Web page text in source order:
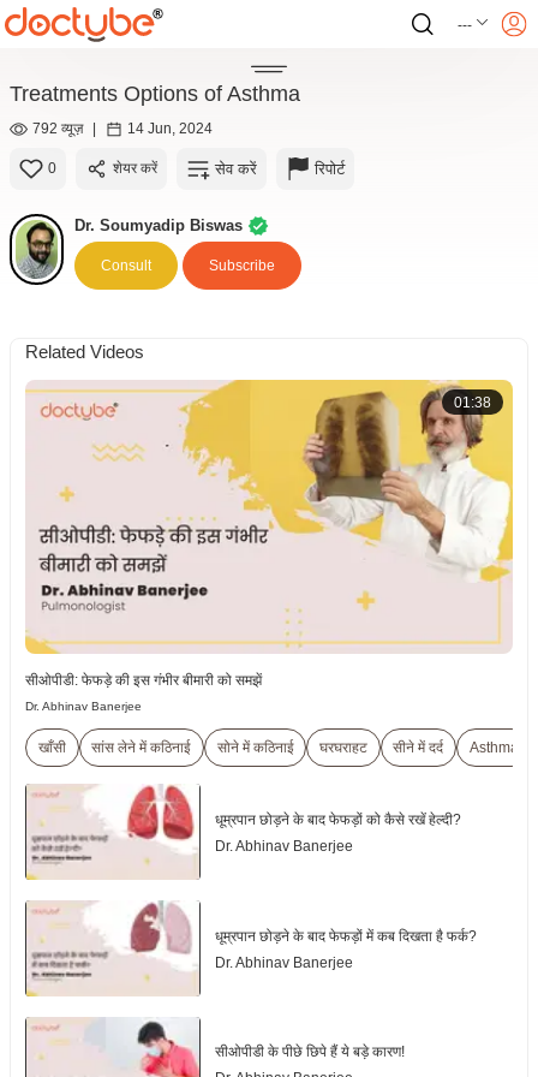
---
Treatments Options of Asthma
792 व्यूज़ | 14 Jun, 2024
0 शेयर करें सेव करें रिपोर्ट
Dr. Soumyadip Biswas
Consult Subscribe
Related Videos
01:38
सीओपीडी: फेफड़े की इस गंभीर बीमारी को समझें
Dr. Abhinav Banerjee
खाँसी सांस लेने में कठिनाई सोने में कठिनाई घरघराहट सीने में दर्द Asthma
धूम्रपान छोड़ने के बाद फेफड़ों को कैसे रखें हेल्दी?
Dr. Abhinav Banerjee
धूम्रपान छोड़ने के बाद फेफड़ों में कब दिखता है फर्क?
Dr. Abhinav Banerjee
सीओपीडी के पीछे छिपे हैं ये बड़े कारण!